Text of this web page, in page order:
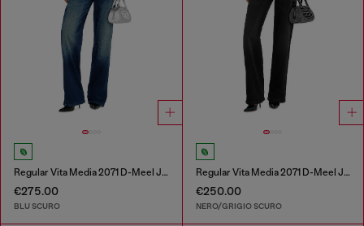
Regular Vita Media 2071 D-Meel Joggjeans®
€275.00
BLU SCURO
Regular Vita Media 2071 D-Meel Joggjeans®
€250.00
NERO/GRIGIO SCURO